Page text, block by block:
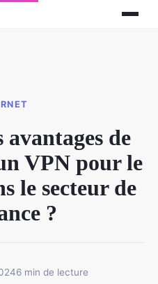
avantages de
VPN pour le
le secteur de
?
6 min de lecture